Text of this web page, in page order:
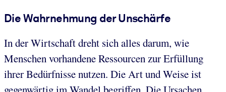
Die Wahrnehmung der Unschärfe
In der Wirtschaft dreht sich alles darum, wie
Menschen vorhandene Ressourcen zur Erfüllung
ihrer Bedürfnisse nutzen. Die Art und Weise ist